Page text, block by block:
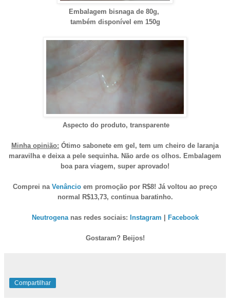
Embalagem bisnaga de 80g,
também disponível em 150g
Aspecto do produto, transparente
Minha opinião: Ótimo sabonete em gel, tem um cheiro de laranja
maravilha e deixa a pele sequinha. Não arde os olhos. Embalagem
boa para viagem, super aprovado!
Comprei na Venâncio em promoção por R$8! Já voltou ao preço
normal
R$13,73, continua baratinho.
Neutrogenanas redes sociais: Instagram Facebook
Gostaram? Beijos!
Compartilhar